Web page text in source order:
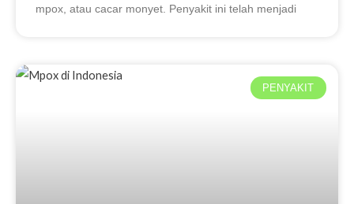
mpox, atau cacar monyet. Penyakit ini telah menjadi
PENYAKIT